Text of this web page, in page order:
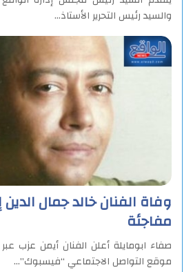
والسيد رئيس التحرير الأستاذ…
وفاة الفنان خالد جمال
مفاجئة
صفاء ابومايلة أعلن الفنان أيمن عزب
موقع التواصل الاجتماعي “فيسبوك”…